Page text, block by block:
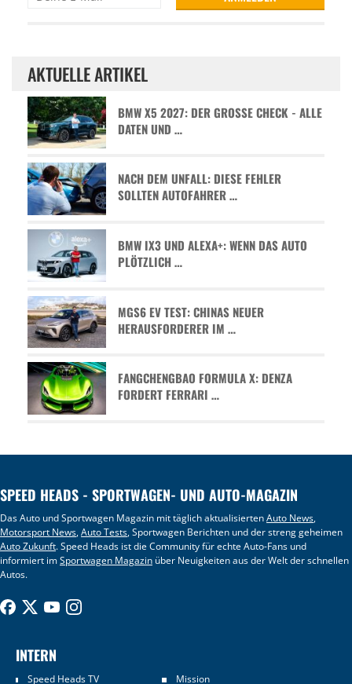
AKTUELLE ARTIKEL
BMW X5 2027: DER GROSSE CHECK - ALLE D
ATEN UND …
NACH DEM UNFALL: DIESE FEHLER
SOLLTEN AUTOFAHRER …
BMW IX3 UND ALEXA+: WENN DAS AUTO
PLÖTZLICH …
MGS6 EV TEST: CHINAS NEUER
HERAUSFORDERER IM …
FANGCHENGBAO FORMULA X: DENZA
FORDERT FERRARI …
SPEED HEADS - SPORTWAGEN- UND AUTO-MAGAZIN
Das Auto und Sportwagen Magazin mit täglich aktualisiertenAuto News,
Motorsport News,Auto Tests, Sportwagen Berichten und der streng geheimen
Auto Zukunft. Speed Heads ist die Community für echte Auto-Fans und
informiert imSportwagen Magazin über Neuigkeiten aus der Welt der schnellen
Autos.
INTERN
Speed Heads TV Mission